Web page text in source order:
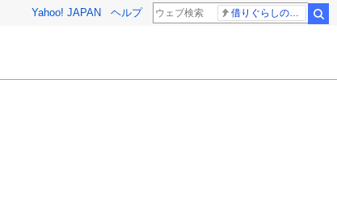
Yahoo! JAPAN ヘルプ 借りぐらしのアリエッティ 耳をすませば